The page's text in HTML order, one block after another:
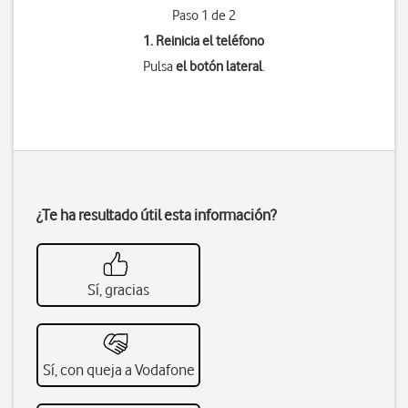
Paso 1 de 2
1. Reinicia el teléfono
Pulsael botón lateral.
¿Te ha resultado útil esta información?
Sí, gracias
Sí, con queja a Vodafone